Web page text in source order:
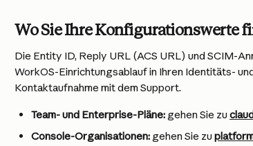
Wo Sie Ihre Konfigurationswerte
Die Entity ID, Reply URL (ACS URL) und SCIM-
WorkOS-Einrichtungsablauf in Ihren Identitäts-
Kontaktaufnahme mit dem Support.
Team- und Enterprise-Pläne: gehen Sie zu
Console-Organisationen: gehen Sie zu